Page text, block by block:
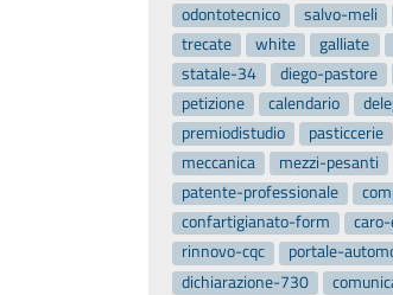
odontotecnico
salvo-meli
trecate
white galliate
statale-34
diego-pastore
petizione
calendario
premiodistudio
pasticcerie
meccanica
mezzi-pesanti
patente-professionale
confartigianato-form
rinnovo-cqc
portale-
dichiarazione-730